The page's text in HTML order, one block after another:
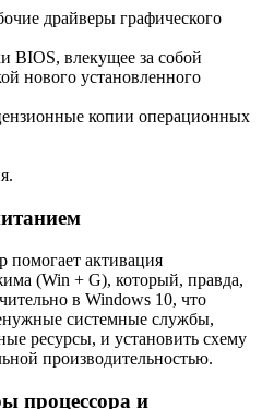
драйверы графического
BIOS, влекущее за собой
нового установленного
копии операционных
помогает активация
(Win + G), который, правда,
в Windows 10, что
системные службы,
ресурсы, и установить схему
производительностью.
процессора и